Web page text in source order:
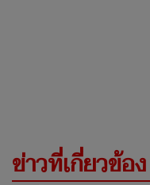
ข่าวที่เกี่ยวข้อง